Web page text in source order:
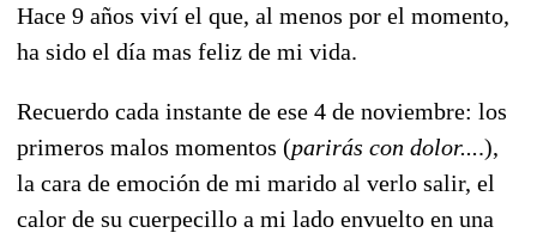
Hace 9 años viví el que, al menos por el momento,
ha sido el día mas feliz de mi vida.
Recuerdo cada instante de ese 4 de noviembre: los
primeros malos momentos (parirás con dolor....),
la cara de emoción de mi marido al verlo salir, el
calor de su cuerpecillo a mi lado envuelto en una